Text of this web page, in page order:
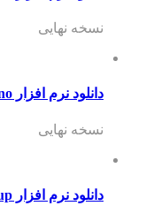
نسخه نهایی
دانلود نرم افزار Rhino
نسخه نهایی
دانلود نرم افزار sketchup